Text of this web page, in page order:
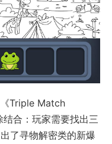
Triple Match
合：玩家需要找出三
了寻物解密类的新爆